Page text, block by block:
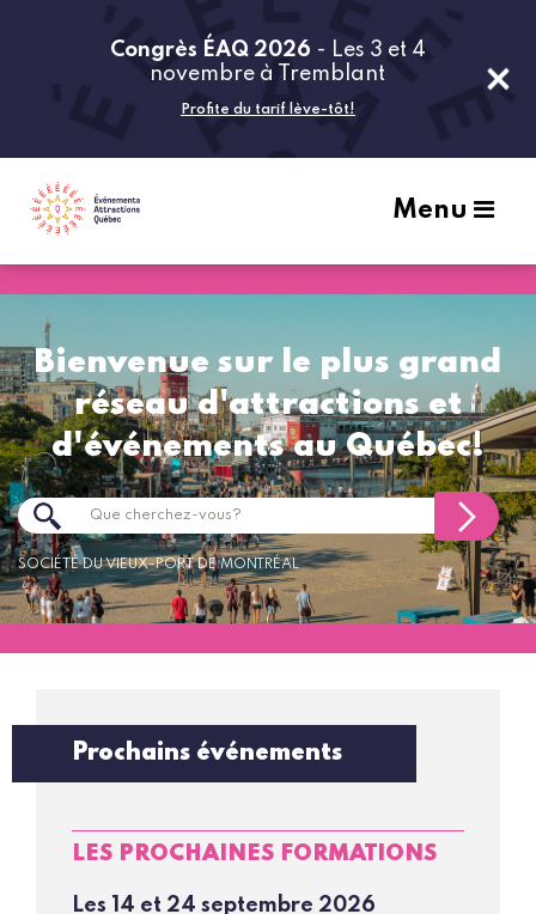
Congrès ÉAQ 2026 - Les 3 et 4
novembre à Tremblant
Profite du tarif lève-tôt!
Menu
Bienvenue sur le plus grand
réseau d'attractions et
d'événements au Québec!
SOCIÉTÉ DU VIEUX-PORT DE MONTRÉAL
Prochains événements
LES PROCHAINES FORMATIONS
Les 14 et 24 septembre 2026